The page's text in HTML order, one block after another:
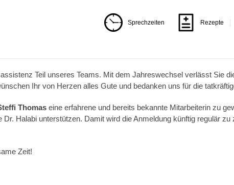
Sprechzeiten Rezepte
Teil unseres Teams. Mit dem Jahreswechsel verlässt Sie
Ihr von Herzen alles Gute und bedanken uns für die
Thomas eine erfahrene und bereits bekannte Mitarbeiterin zu
Halabi unterstützen. Damit wird die Anmeldung künftig regulär
Zeit!